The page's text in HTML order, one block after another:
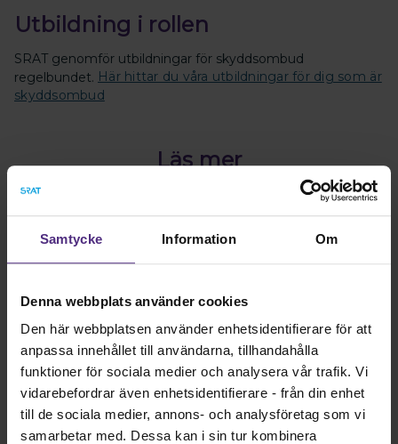
Samtycke Information Om
Denna webbplats använder cookies
Den här webbplatsen använder enhetsidentifierare för att
anpassa innehållet till användarna, tillhandahålla
funktioner för sociala medier och analysera vår trafik. Vi
vidarebefordrar även enhetsidentifierare - från din enhet
till de sociala medier, annons- och analysföretag som vi
samarbetar med. Dessa kan i sin tur kombinera
Utbildning i rollen
SRAT genomför utbildningar för skyddsombud
regelbundet. Här hittar du våra utbildningar för dig som är
skyddsombud
Läs mer
Vill du veta mer?
Kontakta oss gärna så berättar vi mer om vad det
innebär att vara skyddsombud!